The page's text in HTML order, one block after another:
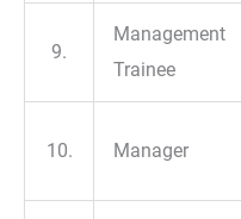
9.
Management
Trainee
10. Manager